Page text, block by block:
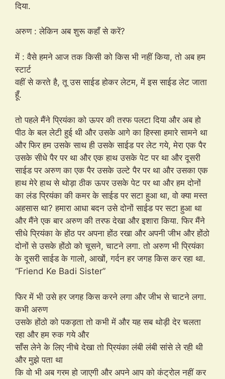
दिया.
अरुण : लेकिन अब शुरू कहाँ से करें?
में : वैसे हमने आज तक किसी को किस भी नहीं किया, तो अब हम
स्टार्ट
वहीं से करते है, तू उस साईड होकर लेटम, में इस साईड लेट जाता
हूँ.
तो पहले मैंने प्रियंका को ऊपर की तरफ पलटा दिया और अब हो
पीठ के बल लेटी हुई थी और उसके आगे का हिस्सा हमारे सामने था
और फिर हम उसके साथ ही उसके साईड पर लेट गये, मेरा एक पैर
उसके सीधे पैर पर था और एक हाथ उसके पेट पर था और दूसरी
साईड पर अरुण का एक पैर उसके उल्टे पैर पर था और उसका एक
हाथ मेरे हाथ से थोड़ा ठीक ऊपर उसके पेट पर था और हम दोनों
का लंड प्रियंका की कमर के साईड पर सटा हुआ था, वो क्या मस्त
अहसास था? हमारा आधा बदन उसे दोनों साईड पर सटा हुआ था
और मैंने एक बार अरुण की तरफ देखा और इशारा किया. फिर मैंने
सीधे प्रियंका के होंठ पर अपना होंठ रखा और अपनी जीभ और होंठो
दोनों से उसके होंठो को चूसने, चाटने लगा. तो अरुण भी प्रियंका
के दूसरी साईड के गालो, आखों, गर्दन हर जगह किस कर रहा था.
“Friend Ke Badi Sister”
फिर में भी उसे हर जगह किस करने लगा और जीभ से चाटने लगा.
कभी अरुण
उसके होंठो को पकड़ता तो कभी में और यह सब थोड़ी देर चलता
रहा और हम रुक गये और
साँस लेने के लिए नीचे देखा तो प्रियंका लंबी लंबी सांसे ले रही थी
और मुझे पता था
कि वो भी अब गरम हो जाएगी और अपने आप को कंट्रोल नहीं कर